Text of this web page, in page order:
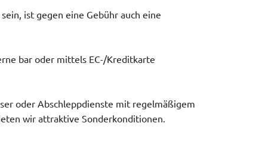
ist gegen eine Gebühr auch eine
bar oder mittels EC-/Kreditkarte
oder Abschleppdienste mit regelmäßigem
wir attraktive Sonderkonditionen.